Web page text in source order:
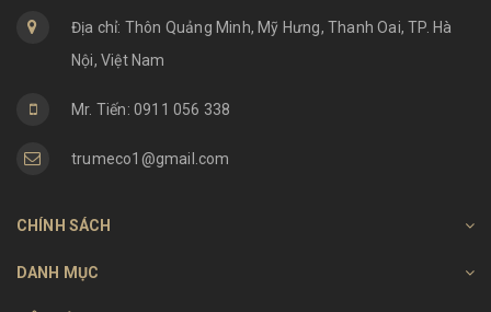
Địa chỉ: Thôn Quảng Minh, Mỹ Hưng, Thanh Oai, TP. Hà
Nội, Việt Nam
Mr. Tiến: 0911 056 338
trumeco1@gmail.com
CHÍNH SÁCH
DANH MỤC